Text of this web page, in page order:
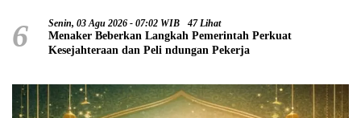
6 Senin, 03 Agu 2026 - 07:02 WIB 47 Lihat
Menaker Beberkan Langkah Pemerintah Perkuat
Kesejahteraan dan Peli ndungan Pekerja